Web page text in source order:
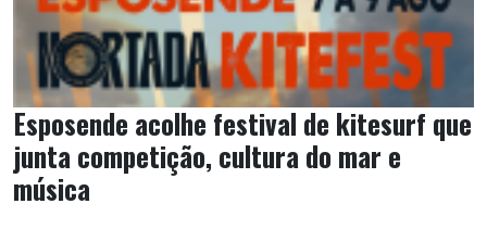
Esposende acolhe festival de kitesurf que
junta competição, cultura do mar e
música